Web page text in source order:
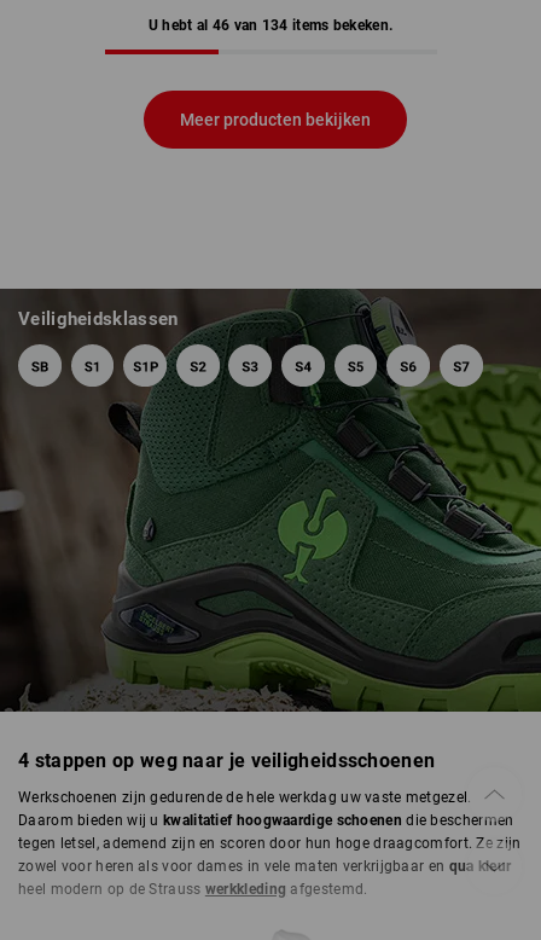
U hebt al 46 van 134 items bekeken.
Meer producten bekijken
VEILIGHEIDSSCHOENEN
Veiligheidsklassen
4 stappen op weg naar je veiligheidsschoenen
Werkschoenen zijn gedurende de hele werkdag uw vaste metgezel.
Daarom bieden wij u kwalitatief hoogwaardige schoenendie beschermen
tegen letsel, ademend zijn en scoren door hun hoge draagcomfort. Ze zijn
zowel voor heren als voor dames in vele maten verkrijgbaar en qua kleur
heel modern op de Strauss werkkleding afgestemd.